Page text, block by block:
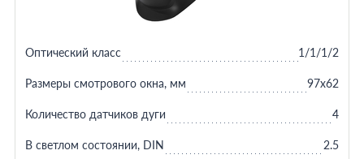
Оптический класс 1/1/1/2
Размеры смотрового окна, мм 97x62
Количество датчиков дуги 4
В светлом состоянии, DIN 2.5